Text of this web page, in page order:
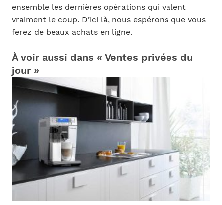
ensemble les dernières opérations qui valent
vraiment le coup. D’ici là, nous espérons que vous
ferez de beaux achats en ligne.
À voir aussi dans « Ventes privées du
jour »